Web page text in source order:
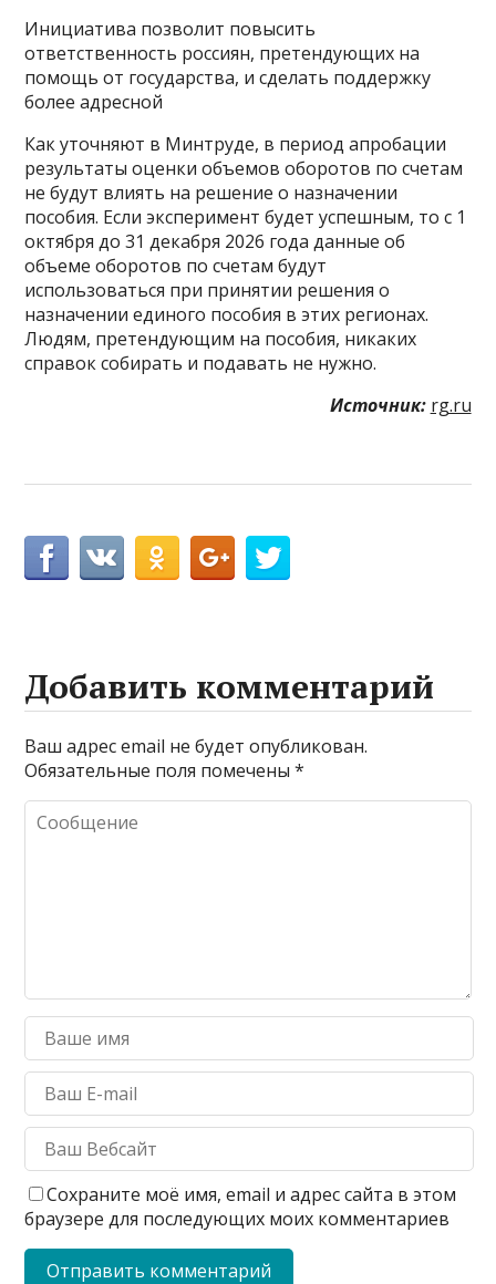
Инициатива позволит повысить
ответственность россиян, претендующих на
помощь от государства, и сделать поддержку
более адресной
Как уточняют в Минтруде, в период апробации
результаты оценки объемов оборотов по счетам
не будут влиять на решение о назначении
пособия. Если эксперимент будет успешным, то с 1
октября до 31 декабря 2026 года данные об
объеме оборотов по счетам будут
использоваться при принятии решения о
назначении единого пособия в этих регионах.
Людям, претендующим на пособия, никаких
справок собирать и подавать не нужно.
Источник: rg.ru
Добавить комментарий
Ваш адрес email не будет опубликован.
Обязательные поля помечены*
Сохраните моё имя, email и адрес сайта в этом
браузере для последующих моих комментариев